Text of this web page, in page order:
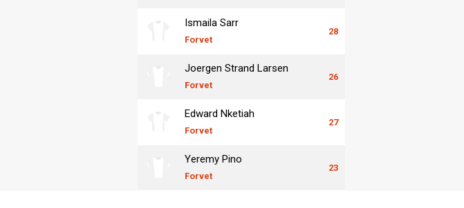
Ismaila Sarr
Forvet
28
Joergen Strand Larsen
Forvet
26
Edward Nketiah
Forvet
27
Yeremy Pino
Forvet
23